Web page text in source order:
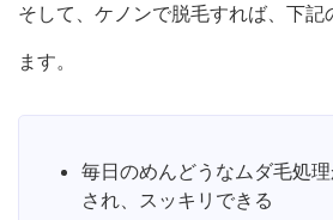
そして、ケノンで脱毛すれば、下
ます。
毎日のめんどうなムダ毛処
され、スッキリできる